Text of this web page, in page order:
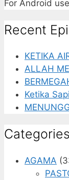
For Android
Recent
KETIKA
ALLAH
Ketika
Categories
AGAMA